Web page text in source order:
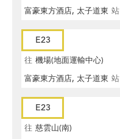
富豪東方酒店, 太子道東 站
E23
往 機場(地面運輸中心)
富豪東方酒店, 太子道東 站
E23
往 慈雲山(南)